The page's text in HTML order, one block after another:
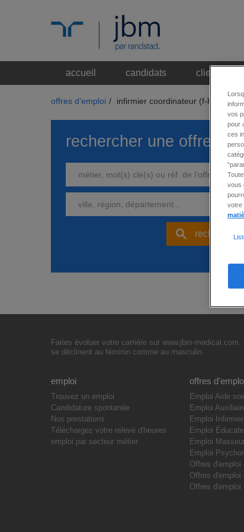
accueil candidats clients
offres d’emploi / infirmier coordinateur (f-h)
rechercher une offre
rechercher
Faites évoluer votre carrière sur www.jbm-
se déclinent au féminin comme au masculin.
emploi
Trouvez un emploi
Candidature spontanée
Nos prestations
Téléchargez votre relevé d'heures
emploi par secteur métier
offres
Emploi Aide
Emploi
Emploi Infirmier
Emploi
Emploi
Emploi
Offres d'emploi
Offres d'emploi
Offres d'emploi
vos
pour
ces
vous
votre